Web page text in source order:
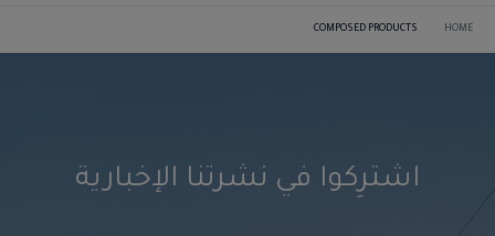
HOME
COMPOSED PRODUCTS
اشترِكوا في نشرتنا الإخبارية